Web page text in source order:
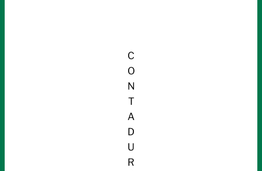
C
O
N
T
A
D
U
R